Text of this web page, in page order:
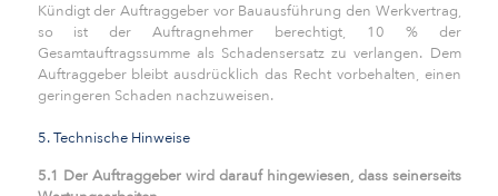
Kündigt der Auftraggeber vor Bauausführung den Werkvertrag,
so ist der Auftragnehmer berechtigt, 10 % der
Gesamtauftragssumme als Schadensersatz zu verlangen. Dem
Auftraggeber bleibt ausdrücklich das Recht vorbehalten, einen
geringeren Schaden nachzuweisen.
5. Technische Hinweise
5.1 Der Auftraggeber wird darauf hingewiesen, dass seinerseits